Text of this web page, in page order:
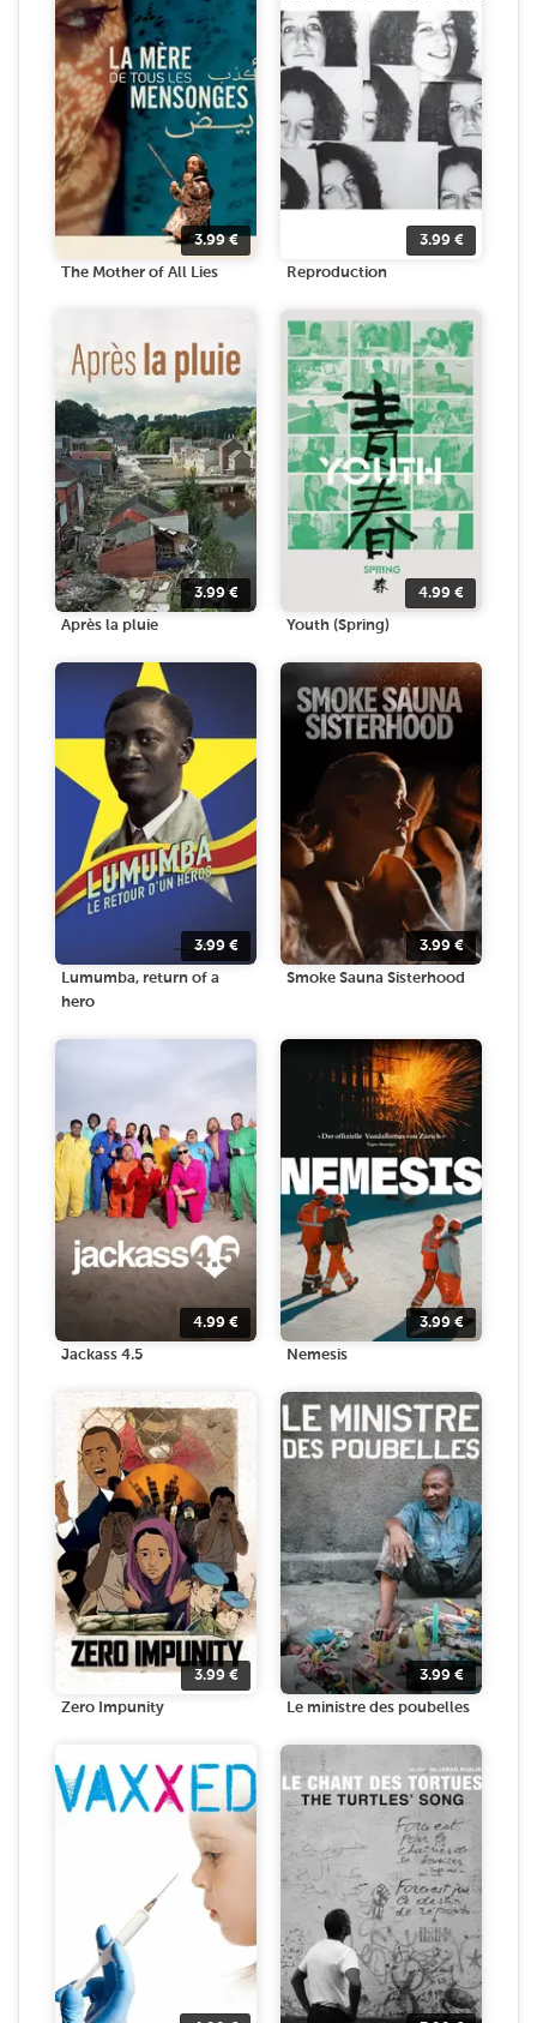
3.99€
The Mother of All Lies
3.99 €
Reproduction
3.99 €
Après la pluie
4.99 €
Youth (Spring)
3.99 €
Lumumba, return of a
hero
3.99 €
Smoke Sauna Sisterhood
4.99 €
Jackass 4.5
3.99€
Nemesis
3.99 €
Zero Impunity
3.99 €
Le ministre des poubelles